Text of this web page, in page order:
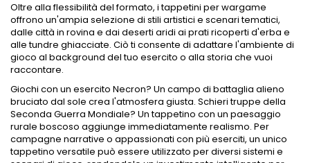
Oltre alla flessibilità del formato, i tappetini per wargame
offrono un'ampia selezione di stili artistici e scenari tematici,
dalle città in rovina e dai deserti aridi ai prati ricoperti d'erba e
alle tundre ghiacciate. Ciò ti consente di adattare l'ambiente di
gioco al background del tuo esercito o alla storia che vuoi
raccontare.
Giochi con un esercito Necron? Un campo di battaglia alieno
bruciato dal sole crea l'atmosfera giusta. Schieri truppe della
Seconda Guerra Mondiale? Un tappetino con un paesaggio
rurale boscoso aggiunge immediatamente realismo. Per
campagne narrative o appassionati con più eserciti, un unico
tappetino versatile può essere utilizzato per diversi sistemi e